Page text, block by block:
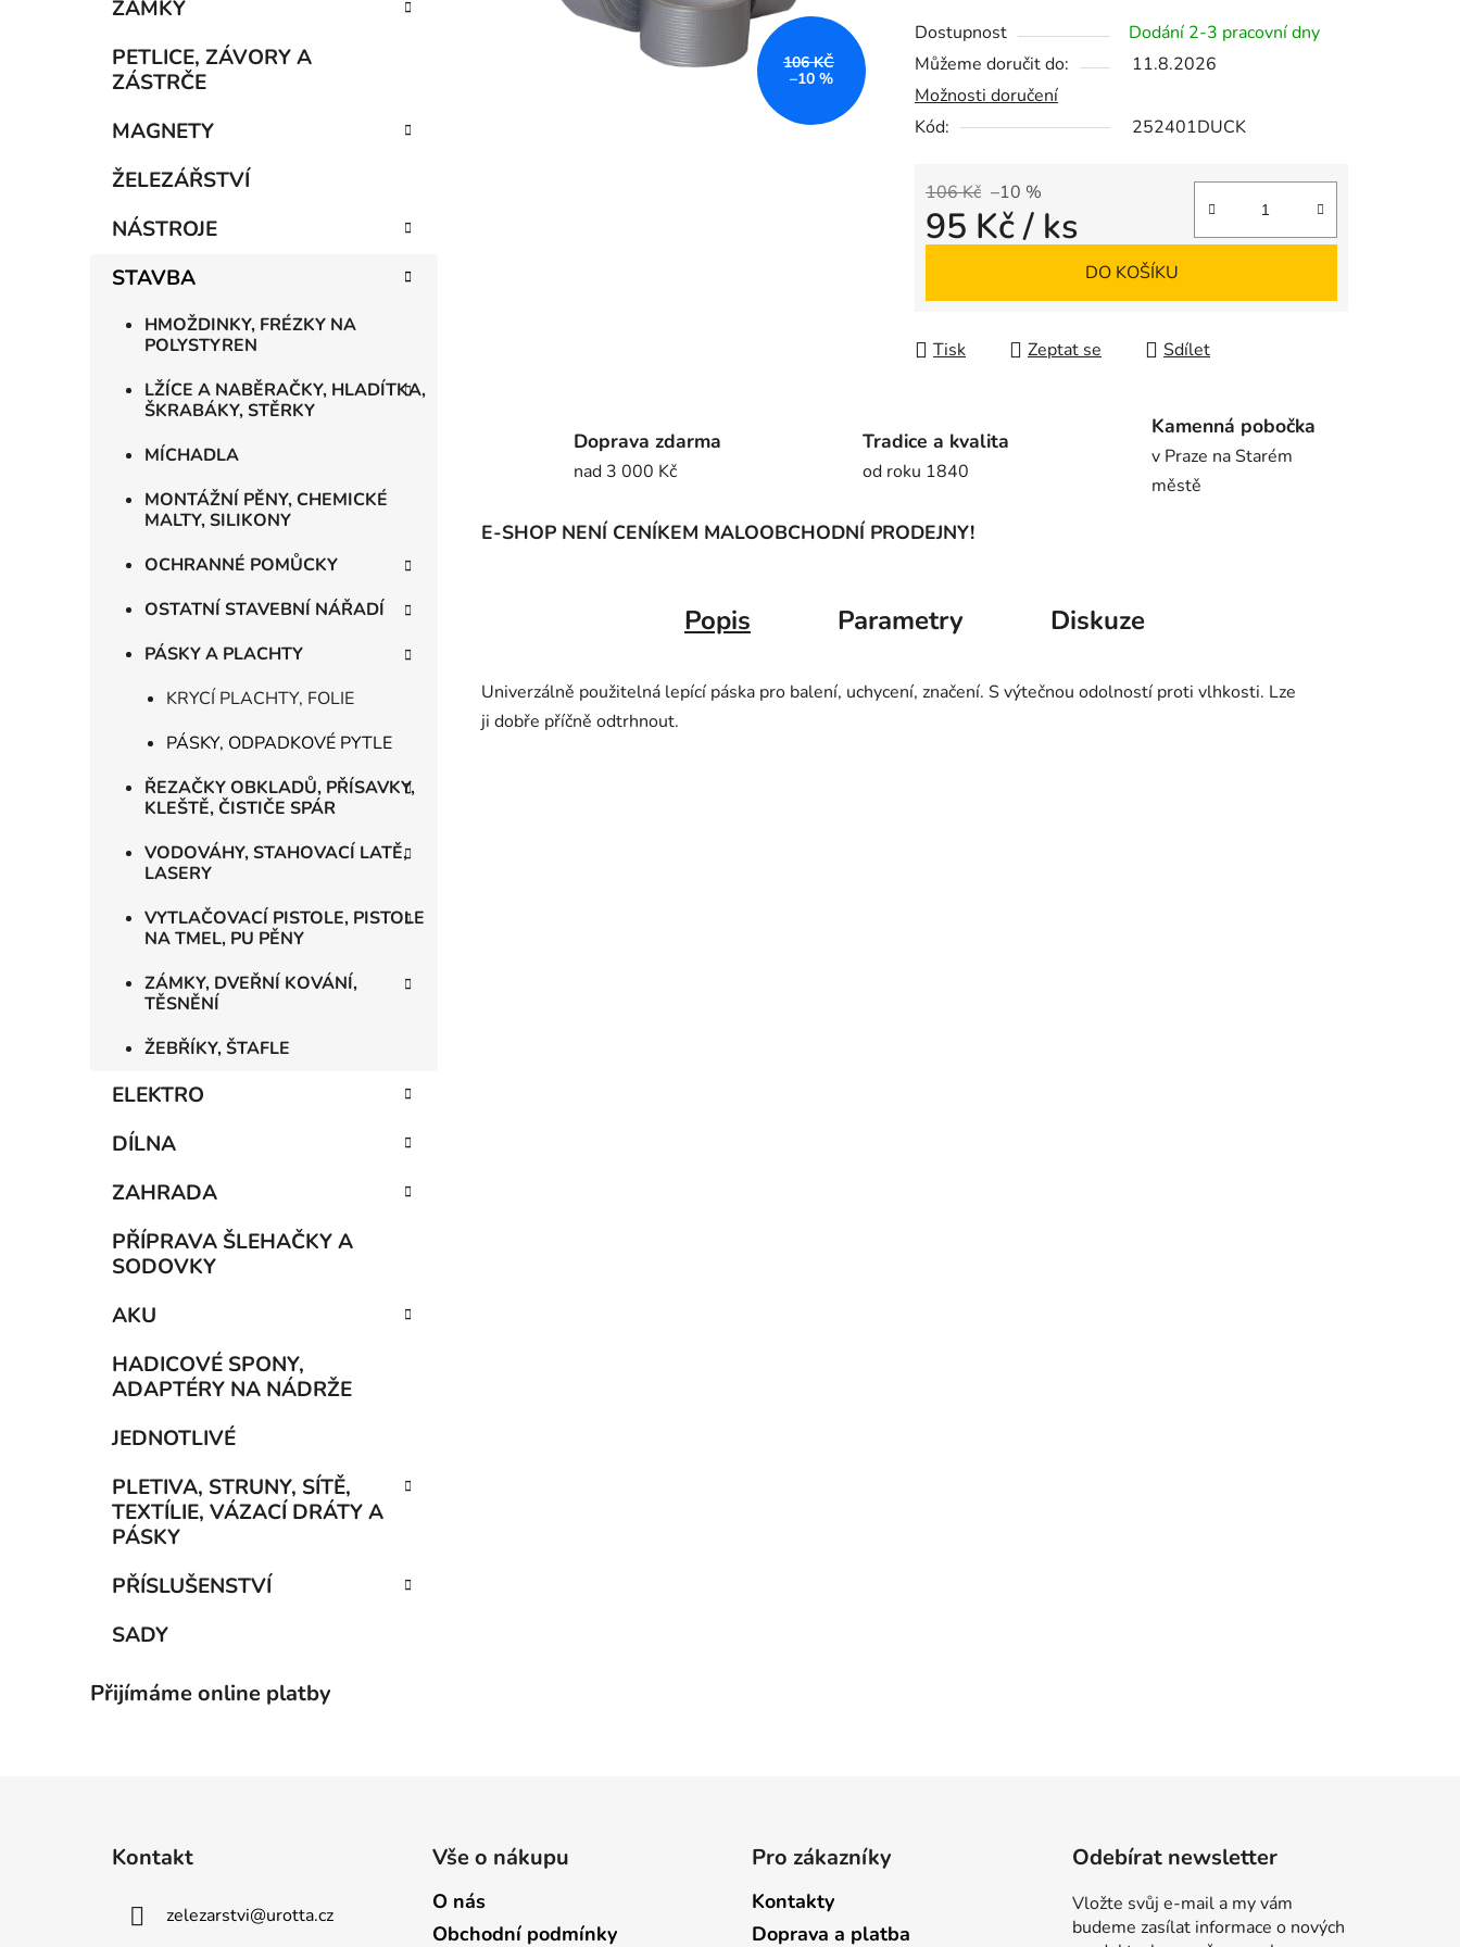
ZÁMKY
PETLICE, ZÁVORY A
ZÁSTRČE
MAGNETY
ŽELEZÁŘSTVÍ
NÁSTROJE
STAVBA
HMOŽDINKY, FRÉZKY NA
POLYSTYREN
LŽÍCE A NABĚRAČKY, HLADÍTKA,
ŠKRABÁKY, STĚRKY
MÍCHADLA
MONTÁŽNÍ PĚNY, CHEMICKÉ
MALTY, SILIKONY
OCHRANNÉ POMŮCKY
OSTATNÍ STAVEBNÍ NÁŘADÍ
PÁSKY A PLACHTY
KRYCÍ PLACHTY, FOLIE
PÁSKY, ODPADKOVÉ PYTLE
ŘEZAČKY OBKLADŮ, PŘÍSAVKY,
KLEŠTĚ, ČISTIČE SPÁR
VODOVÁHY, STAHOVACÍ LATĚ,
LASERY
VYTLAČOVACÍ PISTOLE, PISTOLE
NA TMEL, PU PĚNY
ZÁMKY, DVEŘNÍ KOVÁNÍ,
TĚSNĚNÍ
ŽEBŘÍKY, ŠTAFLE
ELEKTRO
DÍLNA
ZAHRADA
PŘÍPRAVA ŠLEHAČKY A
SODOVKY
AKU
HADICOVÉ SPONY,
ADAPTÉRY NA NÁDRŽE
JEDNOTLIVÉ
PLETIVA, STRUNY, SÍTĚ,
TEXTÍLIE, VÁZACÍ DRÁTY A
PÁSKY
PŘÍSLUŠENSTVÍ
SADY
Přijímáme online platby
je
0,0
z
5
Dostupnost
Dodání 2-3 pracovní dny
Můžeme doručit do:
11.8.2026
Možnosti doručení
Kód:
252401DUCK
106 Kč –10 %
95 Kč/ ks
DO KOŠÍKU
Tisk Zeptat se Sdílet
106 KČ
–10 %
Doprava zdarma
nad 3 000 Kč
Tradice a kvalita
od roku 1840
Kamenná pobočka
v Praze na Starém
městě
E-SHOP NENÍ CENÍKEM MALOOBCHODNÍ PRODEJNY!
Popis Parametry Diskuze
Univerzálně použitelná lepící páska pro balení, uchycení, značení. S výtečnou odolností proti vlhkosti. Lze
ji dobře příčně odtrhnout.
Kontakt
zelezarstvi@urotta.cz
Vše o nákupu
O nás
Obchodní podmínky
Pro zákazníky
Kontakty
Doprava a platba
Odebírat newsletter
Vložte svůj e-mail a my vám
budeme zasílat informace o nových